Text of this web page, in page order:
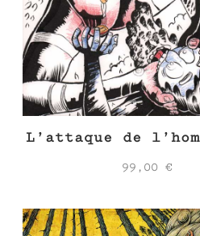
L’attaque de
99,00 €